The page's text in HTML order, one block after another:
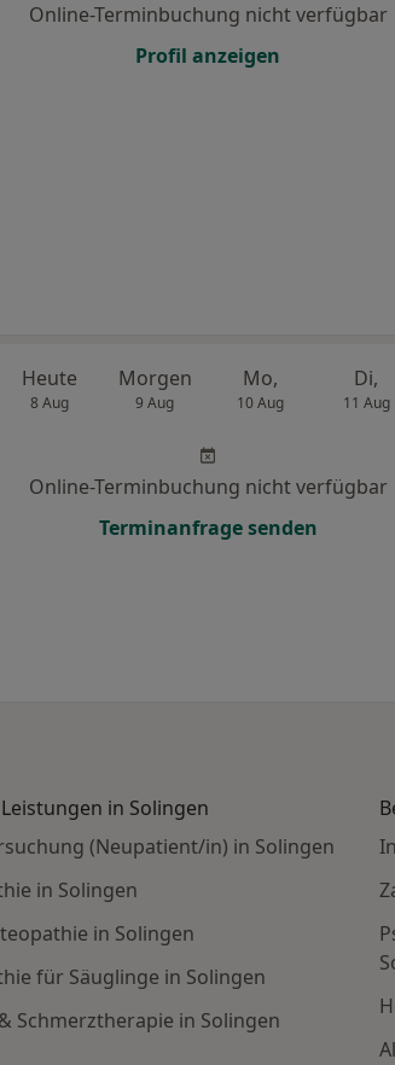
Online-Terminbuchung nicht verfügbar
Profil anzeigen
Heute
8 Aug
Morgen
9 Aug
Mo,
10 Aug
Di,
11 Aug
Online-Terminbuchung nicht verfügbar
Terminanfrage senden
in Solingen
(Neupatient/in) in Solingen
in Solingen
in Solingen
für Säuglinge in Solingen
Schmerztherapie in Solingen